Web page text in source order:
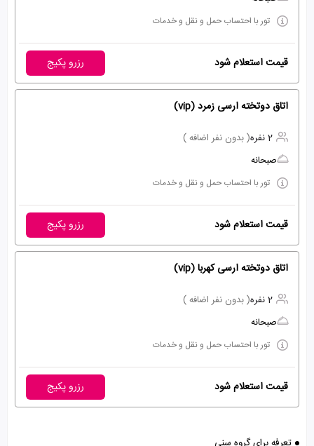
تور با احتساب حمل و نقل و خدمات
قیمت استعلام شود رزرو پکیج
اتاق دوتخته ارسی زمرد (vip)
2 نفره
( بدون نفر اضافه )
صبحانه
تور با احتساب حمل و نقل و خدمات
قیمت استعلام شود رزرو پکیج
اتاق دوتخته ارسی کهربا (vip)
2 نفره
( بدون نفر اضافه )
صبحانه
تور با احتساب حمل و نقل و خدمات
قیمت استعلام شود رزرو پکیج